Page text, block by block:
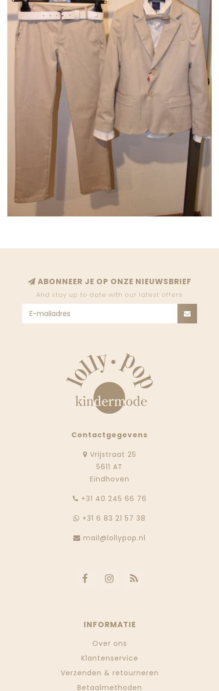
ABONNEER JE OP ONZE NIEUWSBRIEF
And stay up to date with our latest offers
Contactgegevens
Vrijstraat 25
5611 AT
Eindhoven
‭+31 40 245 66 76
+31 6 83 21 57 38
mail@lollypop.nl
INFORMATIE
Over ons
Klantenservice
Verzenden & retourneren
Betaalmethoden